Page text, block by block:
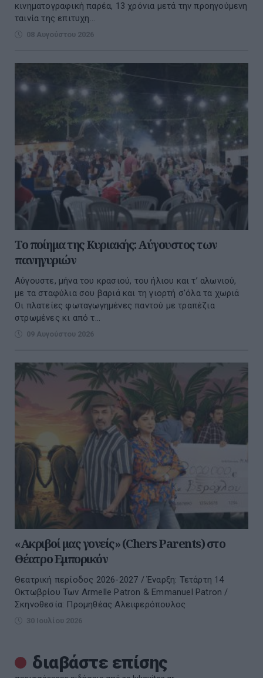
κινηματογραφική παρέα, 13 χρόνια μετά την προηγούμενη
ταινία της επιτυχη...
08 Αυγούστου 2026
Το ποίημα της Κυριακής: Αύγουστος των
πανηγυριών
Αύγουστε, μήνα του κρασιού, του ήλιου και τ’ αλωνιού,
με τα σταφύλια σου βαριά και τη γιορτή σ'όλα τα χωριά
Οι πλατείες φωταγωγημένες παντού με τραπέζια
στρωμένες κι από τ...
09 Αυγούστου 2026
«Ακριβοί μας γονείς» (Chers Parents) στο
Θέατρο Εμπορικόν
Θεατρική περίοδος 2026-2027 / Έναρξη: Τετάρτη 14
Οκτωβρίου Των Armelle Patron & Emmanuel Patron /
Σκηνοθεσία: Προμηθέας Αλειφερόπουλος
30 Ιουλίου 2026
διαβάστε επίσης